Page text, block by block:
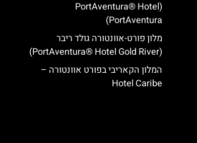
(PortAventura® Hotel
PortAventura)
מלון פורט-אוונטורה גולד ריבר
(PortAventura® Hotel Gold River)
המלון הקאריבי בפורט אוונטורה –
Hotel Caribe